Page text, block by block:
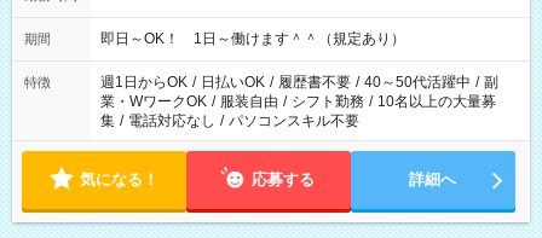
期間 即日～OK！ 1日～働けます＾＾（規定あり）
特徴 週1日からOK / 日払いOK / 履歴書不要 / 40～50代活躍中 / 副
業・WワークOK / 服装自由 / シフト勤務 / 10名以上の大量募
集 / 電話対応なし / パソコンスキル不要
気になる！ 応募する 詳細へ